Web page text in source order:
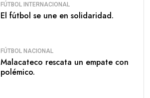
FÚTBOL INTERNACIONAL
El fútbol se une en solidaridad.
FÚTBOL NACIONAL
Malacateco rescata un empate con
polémico.